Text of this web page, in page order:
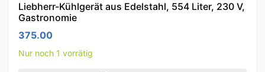
Liebherr-Kühlgerät aus Edelstahl, 554 Liter, 230 V,
Gastronomie
375.00
Nur noch 1 vorrätig